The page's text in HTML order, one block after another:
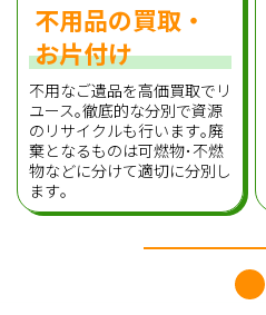
不用品の買取・
お片付け
不用なご遺品を高価買取でリ
ユース｡徹底的な分別で資源
のリサイクルも行います｡廃
棄となるものは可燃物･不燃
物などに分けて適切に分別し
ます｡